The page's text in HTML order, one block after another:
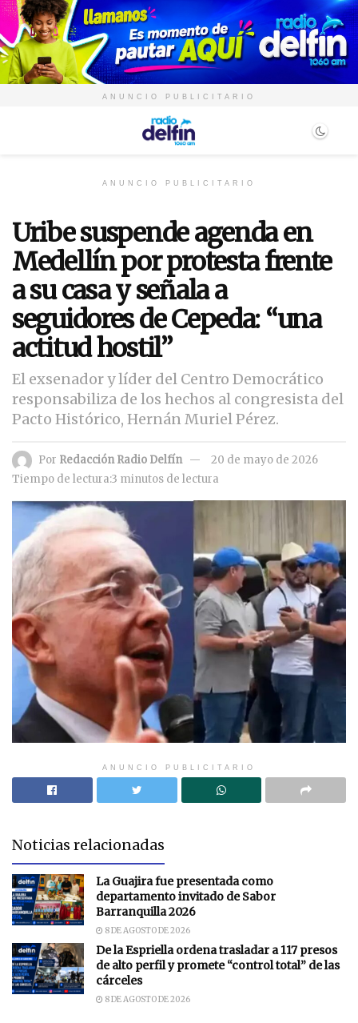
ANUNCIO PUBLICITARIO
ANUNCIO PUBLICITARIO
Uribe suspende agenda en
Medellín por protesta frente
a su casa y señala a
seguidores de Cepeda: “una
actitud hostil”
El exsenador y líder del Centro Democrático
responsabiliza de los hechos al congresista del
Pacto Histórico, Hernán Muriel Pérez.
Por Redacción Radio Delfín
20 de mayo de 2026
Tiempo de lectura:3 minutos de lectura
ANUNCIO PUBLICITARIO
Noticias relacionadas
La Guajira fue presentada como
departamento invitado de Sabor
Barranquilla 2026
8 DE AGOSTO DE 2026
De la Espriella ordena trasladar a 117 presos
de alto perfil y promete “control total” de las
cárceles
8 DE AGOSTO DE 2026